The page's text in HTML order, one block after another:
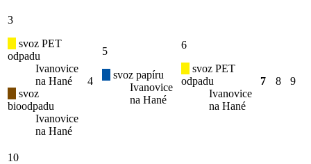
3
svoz PET
odpadu
Ivanovice
na Hané
svoz
bioodpadu
Ivanovice
na Hané
4
5
svoz papíru
Ivanovice
na Hané
6
svoz PET
odpadu
Ivanovice
na Hané
7 8 9
10